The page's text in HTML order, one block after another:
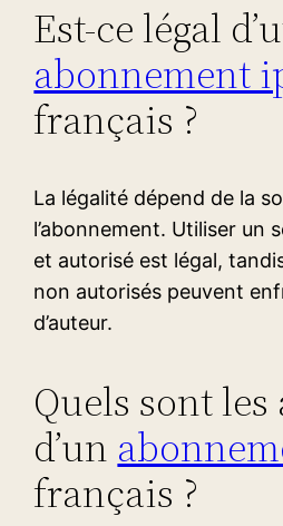
Est-ce légal
abonnement
français ?
La légalité dépend de la
l’abonnement. Utiliser un
et autorisé est légal,
non autorisés peuvent
d’auteur.
Quels sont les
d’un
français ?